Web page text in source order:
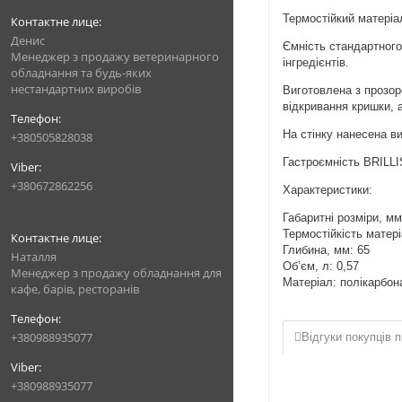
Денис
Менеджер з продажу ветеринарного
обладнання та будь-яких
нестандартних виробів
+380505828038
+380672862256
Наталля
Менеджер з продажу обладнання для
кафе, барів, ресторанів
+380988935077
+380988935077
Термостійкий
Ємність
інгредієнтів.
Виготовлена з
відкривання кришки,
На стінку нанесена
Гастроємність
Характеристики:
Габаритні розміри,
Термостійкість
Глибина, мм: 65
Об’єм, л: 0,57
Матеріал:
Відгуки покупців